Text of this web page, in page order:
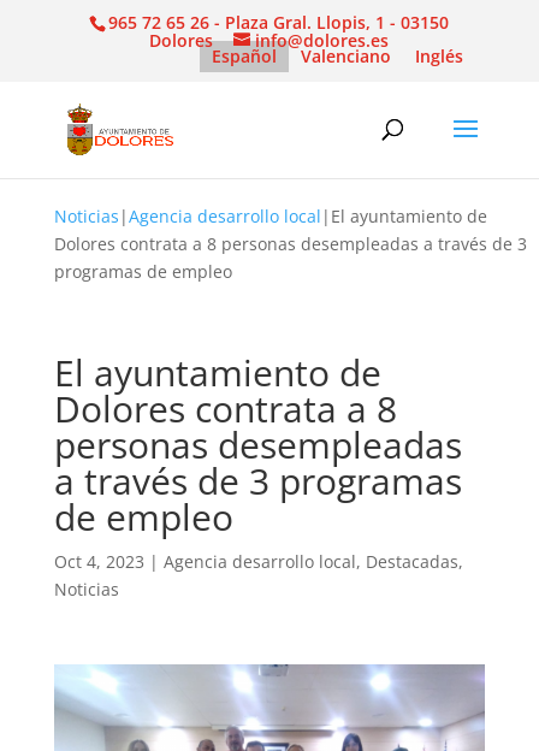
965 72 65 26 - Plaza Gral. Llopis, 1 - 03150
Dolores info@dolores.es
Español Valenciano Inglés
Noticias |Agencia desarrollo local | El ayuntamiento de
Dolores contrata a 8 personas desempleadas a través de 3
programas de empleo
El ayuntamiento de
Dolores contrata a 8
personas desempleadas
a través de 3 programas
de empleo
Oct 4, 2023 | Agencia desarrollo local, Destacadas,
Noticias